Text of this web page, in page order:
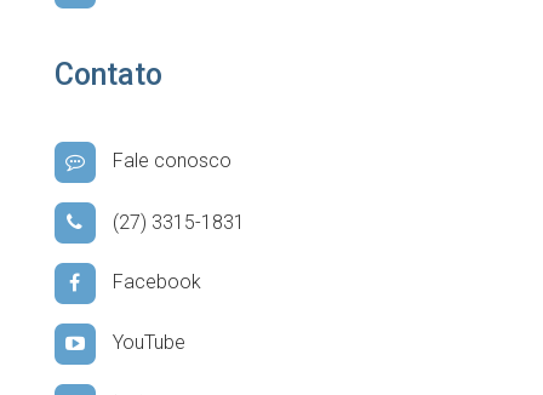
Contato
Fale conosco
(27) 3315-1831
Facebook
YouTube